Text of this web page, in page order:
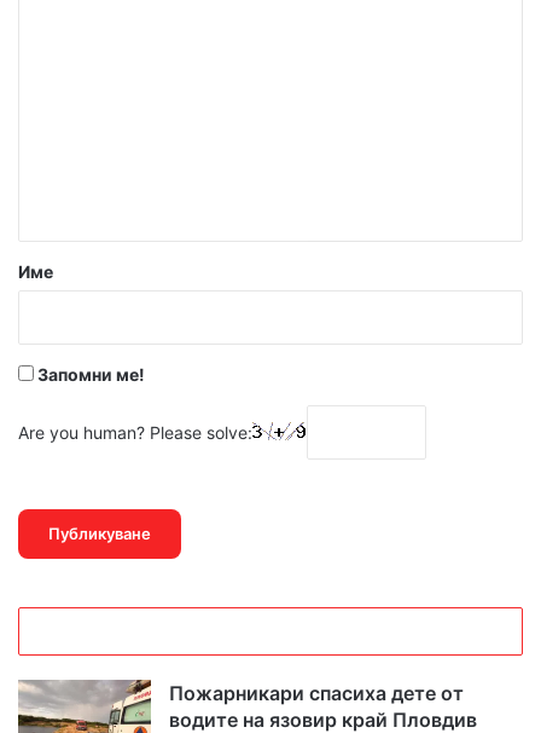
р
Име
Запомни ме!
Are you human? Please solve:
Пожарникари спасиха дете от
водите на язовир край Пловдив